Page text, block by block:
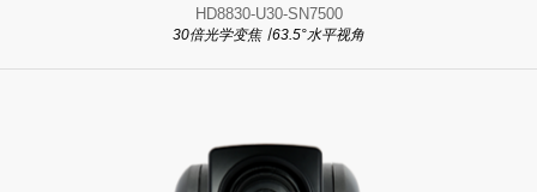
HD8830-U30-SN7500
30倍光学变焦 ∣ 63.5°水平视角